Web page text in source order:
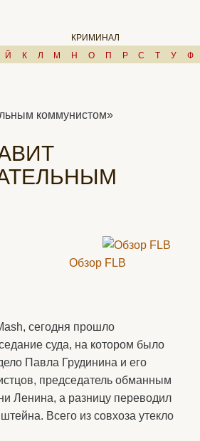
КРИМИНАЛ
Й К Л М Н О П Р С Т У Ф
коммунистом»
Обзор FLB
сегодня прошло
суда, на котором было
Павла Грудинина и его
председатель обманным
Ленина, а разницу переводил
Всего из совхоза утекло